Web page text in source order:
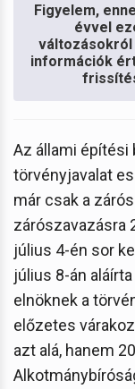
Figyelem,
évvel
információk
Az állami
törvényjavalat
már csak a
zárószavazásra
július 4-én sor
július 8-án
elnöknek a
előzetes
azt alá, hanem